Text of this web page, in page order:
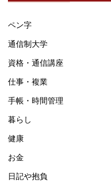
ペン字
通信制大学
資格・通信講座
仕事・複業
手帳・時間管理
暮らし
健康
お金
日記や抱負